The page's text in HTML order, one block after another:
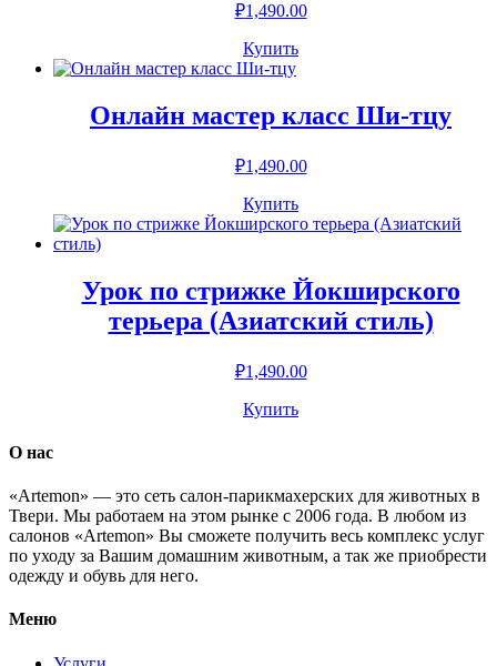
₽1,490.00
Купить
Онлайн мастер класс Ши-тцу
₽1,490.00
Купить
Урок по стрижке Йокширского
терьера (Азиатский стиль)
₽1,490.00
Купить
О нас
«Artemon» — это сеть салон-парикмахерских для животных в
Твери. Мы работаем на этом рынке с 2006 года. В любом из
салонов «Artemon» Вы сможете получить весь комплекс услуг
по уходу за Вашим домашним животным, а так же приобрести
одежду и обувь для него.
Меню